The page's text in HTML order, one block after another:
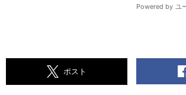
ポスト